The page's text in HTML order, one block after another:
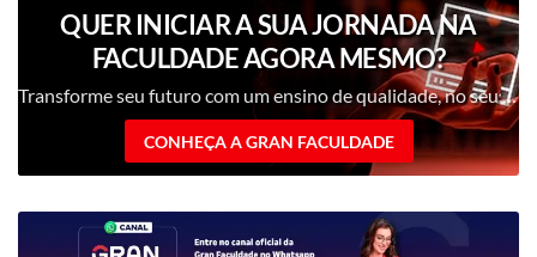
QUER INICIAR A SUA JORNADA NA
FACULDADE AGORA MESMO?
Transforme seu futuro com um ensino de qualidade, no seu ritmo, com uma metodologia inovadora e professores renomados.
CONHEÇA A GRAN FACULDADE